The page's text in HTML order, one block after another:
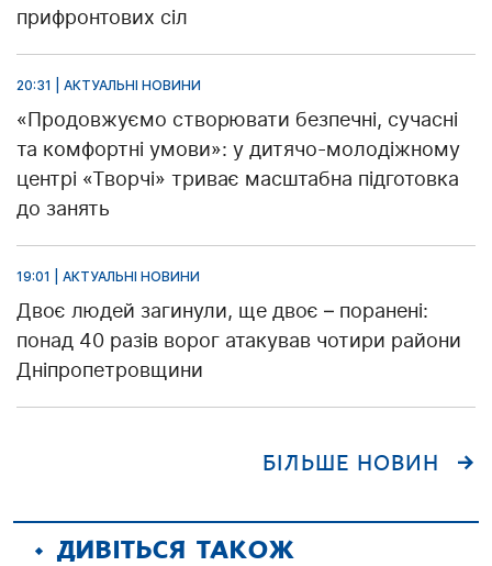
прифронтових сіл
20:31 | АКТУАЛЬНІ НОВИНИ
«Продовжуємо створювати безпечні, сучасні
та комфортні умови»: у дитячо-молодіжному
центрі «Творчі» триває масштабна підготовка
до занять
19:01 | АКТУАЛЬНІ НОВИНИ
Двоє людей загинули, ще двоє – поранені:
понад 40 разів ворог атакував чотири райони
Дніпропетровщини
БІЛЬШЕ НОВИН
ДИВІТЬСЯ ТАКОЖ